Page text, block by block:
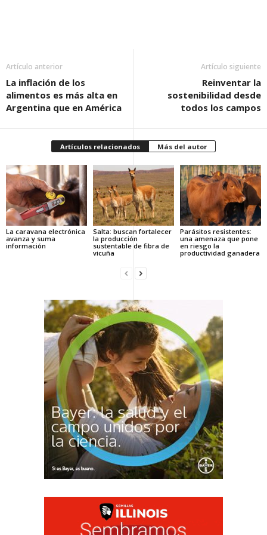
Artículo anterior
La inflación de los
alimentos es más alta en
Argentina que en América
Artículo siguiente
Reinventar la
sostenibilidad desde
todos los campos
Artículos relacionados Más del autor
La caravana electrónica
avanza y suma
información
Salta: buscan fortalecer
la producción
sustentable de fibra de
vicuña
Parásitos resistentes:
una amenaza que pone
en riesgo la
productividad ganadera